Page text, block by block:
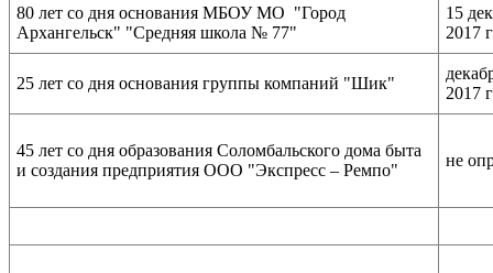
80 лет со дня основания МБОУ МО "Город
Архангельск" "Средняя школа № 77"
15
2017
25 лет со дня основания группы компаний "Шик"
2017
45 лет со дня образования Соломбальского дома быта
и создания предприятия ООО "Экспресс – Ремпо"
не